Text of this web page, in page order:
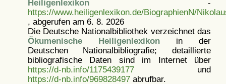
Heiligenlexikon-
https://www.heiligenlexikon.de/BiographienN/
, abgerufen am 6. 8. 2026
Die Deutsche Nationalbibliothek verzeichnet das
Ökumenische Heiligenlexikonin der
Deutschen Nationalbibliografie; detaillierte
bibliografische Daten sind im Internet über
https://d-nb.info/1175439177und
https://d-nb.info/969828497abrufbar.